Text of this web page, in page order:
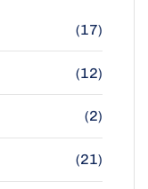
(17)
(12)
(2)
(21)